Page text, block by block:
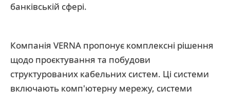
банківській сфері.
Компанія VERNA пропонує комплексні рішення
щодо проєктування та побудови
структурованих кабельних систем. Ці системи
включають комп'ютерну мережу, системи